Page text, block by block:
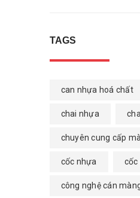
TAGS
can nhựa hoá chất
chai nhựa
chuyên cung cấp
cốc nhựa cốc
công nghệ cán